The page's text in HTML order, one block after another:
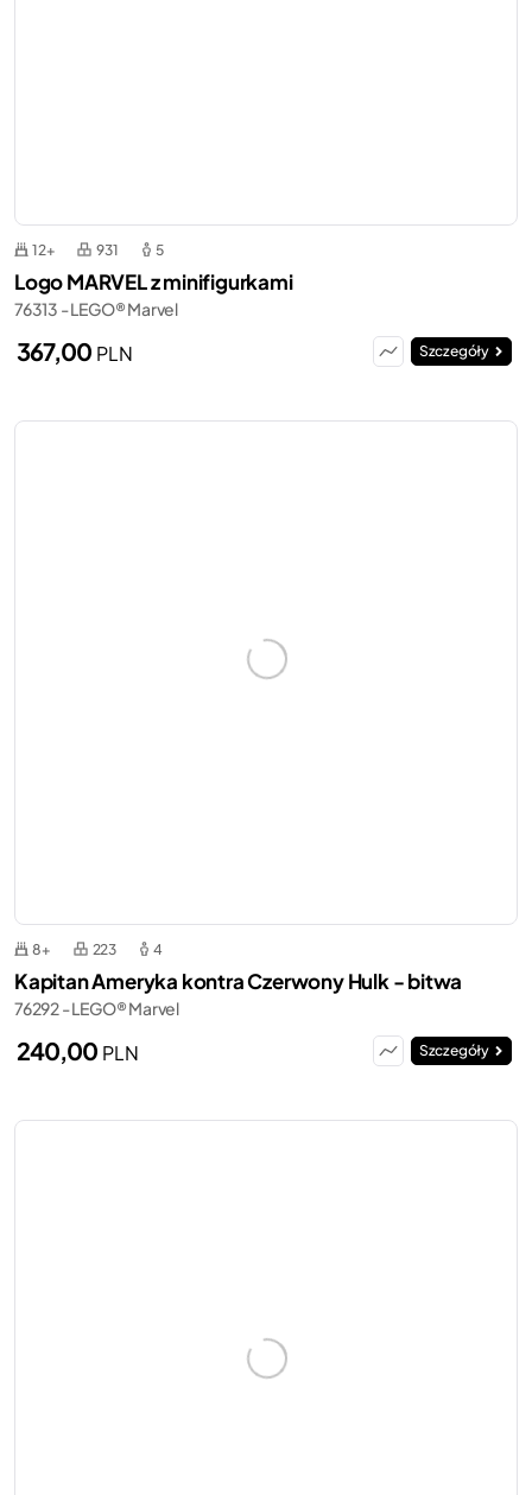
12+ 931 5
Logo MARVEL z minifigurkami
76313 - LEGO® Marvel
367,00 PLN Szczegóły
8+ 223 4
Kapitan Ameryka kontra Czerwony Hulk - bitwa
76292 - LEGO® Marvel
240,00 PLN Szczegóły